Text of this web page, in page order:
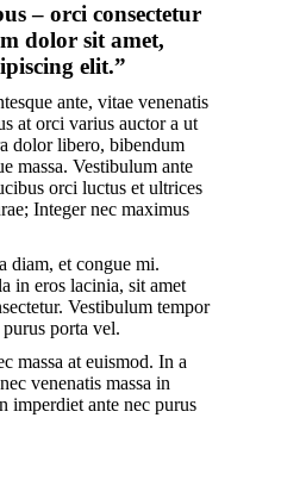
– orci consectetur
dolor sit amet,
elit.”
ante, vitae venenatis
at orci varius auctor a ut
dolor libero, bibendum
massa. Vestibulum ante
orci luctus et ultrices
Integer nec maximus
diam, et congue mi.
in eros lacinia, sit amet
Vestibulum tempor
porta vel.
massa at euismod. In a
venenatis massa in
imperdiet ante nec purus